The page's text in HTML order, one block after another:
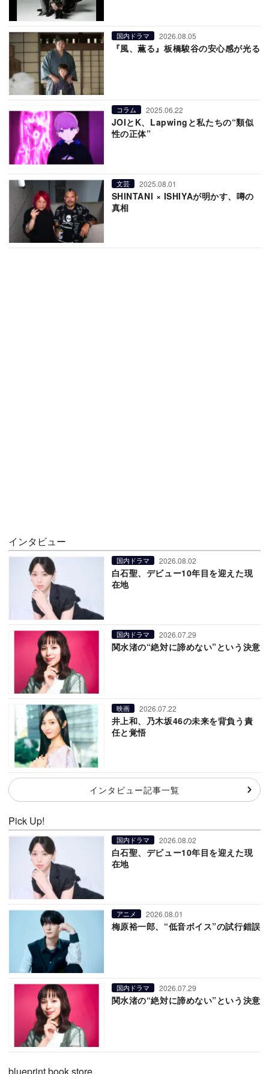
国内ドラマ 2026.08.05
『風、薫る』板橋駿谷の安心感が光る
コラム 2025.06.22
JOIとK、Lapwingと私たちの“類似
性の正体”
文芸 2025.08.01
SHINTANI × ISHIYAが明かす、噂の
真相
インタビュー
国内ドラマ 2026.08.02
白石聖、デビュー10年目を迎えた現
在地
国内ドラマ 2026.07.29
関水渚の“絶対に諦めない”という決意
映画 2026.07.22
井上和、乃木坂46の未来を背負う責
任と覚悟
インタビュー記事一覧
Pick Up!
国内ドラマ 2026.08.02
白石聖、デビュー10年目を迎えた現
在地
アニメ 2026.08.01
梅原裕一郎、“低音ボイス”の試行錯誤
国内ドラマ 2026.07.29
関水渚の“絶対に諦めない”という決意